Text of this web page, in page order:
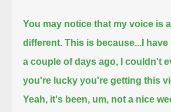
You may notice that my voice is
different. This is because... I
a couple of days ago, I couldn't
you're lucky you're getting this
Yeah, it's been, um, not a nice